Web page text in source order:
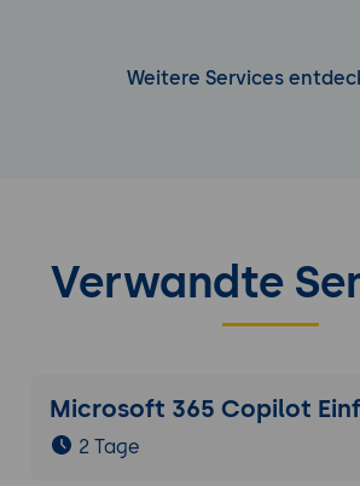
Weitere Services
Verwandte
Microsoft 365 Copilot
2 Tage